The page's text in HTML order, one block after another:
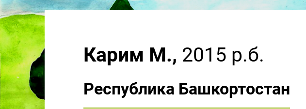
Карим М., 2015 р.б.
Республика Башкортостан